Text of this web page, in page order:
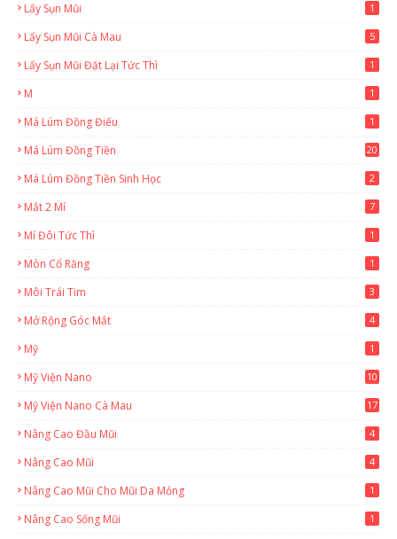
Lấy Sụn Mũi 1
Lấy Sụn Mũi Cà Mau 5
Lấy Sụn Mũi Đặt Lại Tức Thì 1
M 1
Má Lúm Đồng Điếu 1
Má Lúm Đồng Tiền 20
Má Lúm Đồng Tiền Sinh Học 2
Mắt 2 Mí 7
Mí Đôi Tức Thì 1
Mòn Cổ Răng 1
Môi Trái Tim 3
Mở Rộng Góc Mắt 4
Mỹ 1
Mỹ Viện Nano 10
Mỹ Viện Nano Cà Mau
17
Nâng Cao Đầu Mũi 4
Nâng Cao Mũi 4
Nâng Cao Mũi Cho Mũi Da Mỏng 1
Nâng Cao Sống Mũi 1